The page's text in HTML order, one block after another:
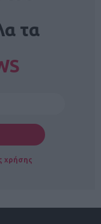
τα
χρήσης